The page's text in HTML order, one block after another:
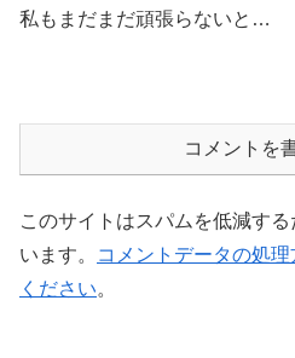
私もまだまだ頑張らないと…
コメントを
このサイトはスパムを低減す
います。
コメントデータの処
ください。